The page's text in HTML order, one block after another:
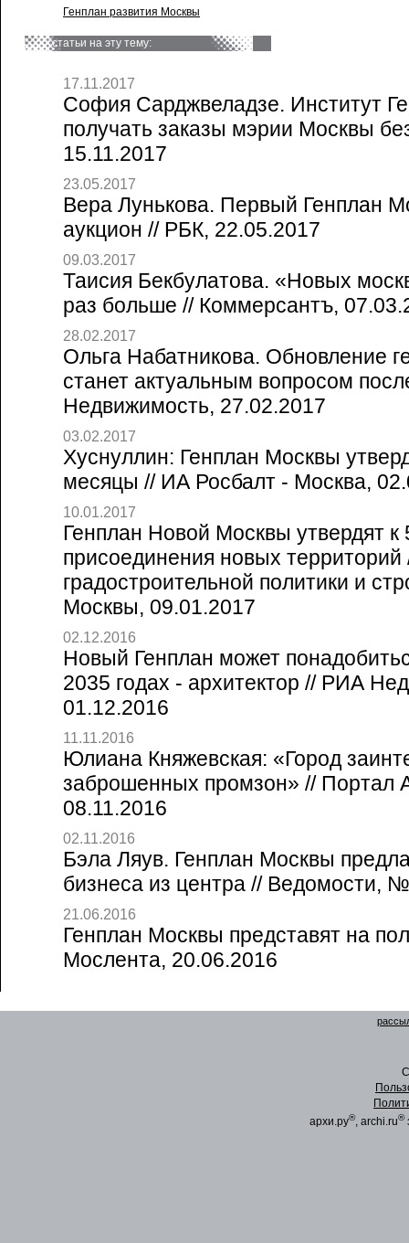
Генплан развития Москвы
статьи на эту тему:
17.11.2017
София Сарджвеладзе. Институт
получать заказы мэрии Москвы
15.11.2017
23.05.2017
Вера Лунькова. Первый Генплан
аукцион // РБК, 22.05.2017
09.03.2017
Таисия Бекбулатова. «Новых
раз больше // Коммерсантъ,
28.02.2017
Ольга Набатникова. Обновление
станет актуальным вопросом
Недвижимость, 27.02.2017
03.02.2017
Хуснуллин: Генплан Москвы
месяцы // ИА Росбалт - Москва,
10.01.2017
Генплан Новой Москвы утвердят к
присоединения новых территорий
градостроительной политики и
Москвы, 09.01.2017
02.12.2016
Новый Генплан может
2035 годах - архитектор // РИА
01.12.2016
11.11.2016
Юлиана Княжевская: «Город
заброшенных промзон» // Портал
08.11.2016
02.11.2016
Бэла Ляув. Генплан Москвы
бизнеса из центра // Ведомости,
21.06.2016
Генплан Москвы представят на
Мослента, 20.06.2016
архи.ру®, archi.ru®